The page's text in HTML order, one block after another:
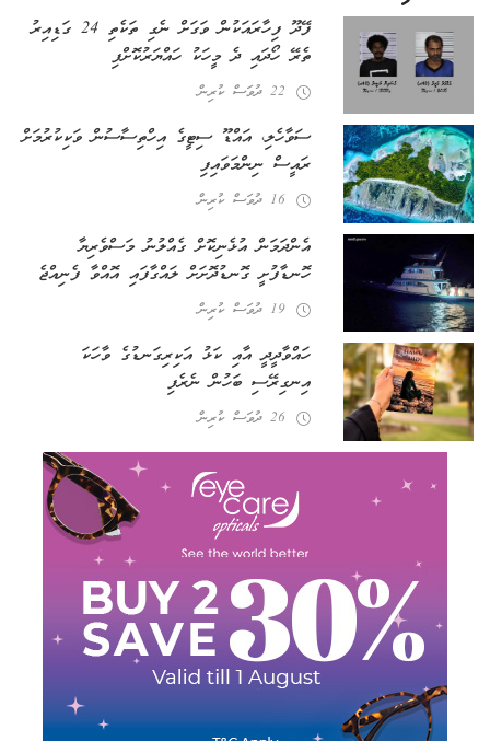
ފޭދޫ ފިހާރައަކުން ވަގަށް ނެގި ތަކެތި 24 ގަޑިއިރު
ތެރޭ ހޯދައި ދެ މީހަކު ހައްޔަރުކޮށްފި
22 ދުވަސް ކުރިން
ސަވާހެލި، އައްޑޫ ސިޓީގެ އިހްތިސާސުން ވަކިކުރުމަށް
ރައީސް ނިންމަވައިފި
16 ދުވަސް ކުރިން
އެންދަމަން އުޅެނިކޮށް ގެއްލުނު މަސްވެރިޔާ
ހޮނޑާފުށީ ގޮނޑުދޮށަށް ލައްގާފައި އޮއްވާ ފެނިއްޖެ
19 ދުވަސް ކުރިން
ހައްވާދީދީ އާއި ކަޅު އަކިރިގަނޑުގެ ވާހަކަ
އިނގިރޭސި ބަހުން ނެރެފި
26 ދުވަސް ކުރިން